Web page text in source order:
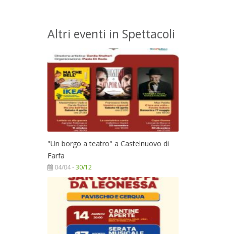
Altri eventi in Spettacoli
"Un borgo a teatro" a Castelnuovo di
Farfa
04/04 -30/12